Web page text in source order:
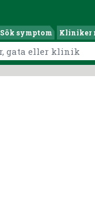
Sök symptom Kliniker